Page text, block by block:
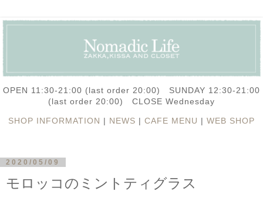
OPEN 11:30-21:00 (last order 20:00) SUNDAY 12:30-21:00
(last order 20:00) CLOSE Wednesday
SHOP INFORMATION | NEWS | CAFE MENU | WEB SHOP
2020/05/09
モロッコのミントティグラス